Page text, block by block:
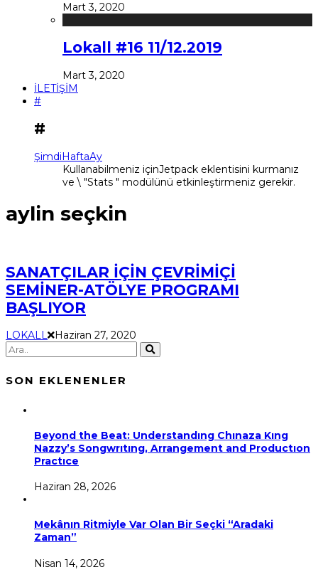
Mart 3, 2020
Lokall #16 11/12.2019
Mart 3, 2020
İLETİŞİM
#
#
ŞimdiHaftaAy
Kullanabilmeniz içinJetpack eklentisini kurmanız
ve \ "Stats " modülünü etkinleştirmeniz gerekir.
aylin seçkin
SANATÇILAR İÇİN ÇEVRİMİÇİ
SEMİNER-ATÖLYE PROGRAMI
BAŞLIYOR
LOKALL Haziran 27, 2020
SON EKLENENLER
Beyond the Beat: Understandıng Chınaza Kıng
Nazzy’s Songwrıtıng, Arrangement and Productıon
Practıce
Haziran 28, 2026
Mekânın Ritmiyle Var Olan Bir Seçki “Aradaki
Zaman”
Nisan 14, 2026